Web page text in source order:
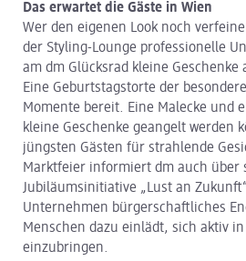
Das erwartet die Gäste in Wien
Wer den eigenen Look noch
der Styling-Lounge professionelle
am dm Glücksrad kleine Geschenke
Eine Geburtstagstorte der
Momente bereit. Eine Malecke und
kleine Geschenke geangelt werden
jüngsten Gästen für strahlende
Marktfeier informiert dm auch über
Jubiläumsinitiative „Lust an
Unternehmen bürgerschaftliches
Menschen dazu einlädt, sich aktiv
einzubringen.